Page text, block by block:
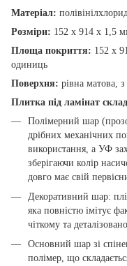
Матеріал:
Розміри: 152 х 914 х 1,5
Площа покриття: 152 х
одиниць
Поверхня: рівна матова, з
Плитка під ламінат
Полімерний шар
дрібних механічних
використання, а УФ
зберігаючи колір
довго має свій
Декоративний шар:
яка повністю імітує
чіткому та
Основний шар зі
полімер, що